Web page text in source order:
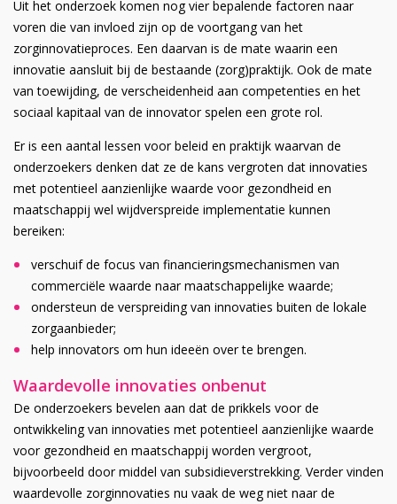
Uit het onderzoek komen nog vier bepalende factoren naar
voren die van invloed zijn op de voortgang van het
zorginnovatieproces. Een daarvan is de mate waarin een
innovatie aansluit bij de bestaande (zorg)praktijk. Ook de mate
van toewijding, de verscheidenheid aan competenties en het
sociaal kapitaal van de innovator spelen een grote rol.
Er is een aantal lessen voor beleid en praktijk waarvan de
onderzoekers denken dat ze de kans vergroten dat innovaties
met potentieel aanzienlijke waarde voor gezondheid en
maatschappij wel wijdverspreide implementatie kunnen
bereiken:
verschuif de focus van financieringsmechanismen van
commerciële waarde naar maatschappelijke waarde;
ondersteun de verspreiding van innovaties buiten de lokale
zorgaanbieder;
help innovators om hun ideeën over te brengen.
Waardevolle innovaties onbenut
De onderzoekers bevelen aan dat de prikkels voor de
ontwikkeling van innovaties met potentieel aanzienlijke waarde
voor gezondheid en maatschappij worden vergroot,
bijvoorbeeld door middel van subsidieverstrekking. Verder vinden
waardevolle zorginnovaties nu vaak de weg niet naar de